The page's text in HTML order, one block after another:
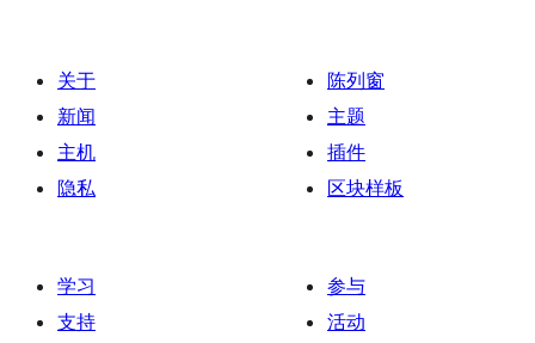
关于
新闻
主机
隐私
陈列窗
主题
插件
区块样板
学习
支持
参与
活动